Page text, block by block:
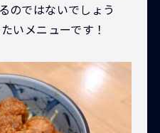
のではないでしょう
いメニューです！